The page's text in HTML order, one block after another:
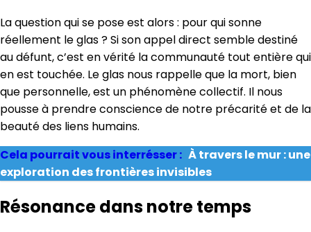
La question qui se pose est alors : pour qui sonne
réellement le glas ? Si son appel direct semble destiné
au défunt, c’est en vérité la communauté tout entière qui
en est touchée. Le glas nous rappelle que la mort, bien
que personnelle, est un phénomène collectif. Il nous
pousse à prendre conscience de notre précarité et de la
beauté des liens humains.
Cela pourrait vous interrésser : À travers le mur : une
exploration des frontières invisibles
Résonance dans notre temps